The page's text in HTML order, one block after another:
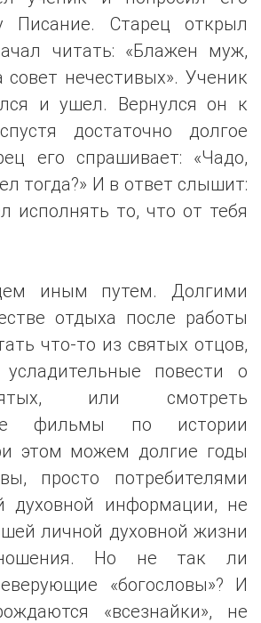
Писание. Старец открыл
читать: «Блажен муж,
нечестивых». Ученик
и ушел. Вернулся он к
достаточно долгое
его спрашивает: «Чадо,
тогда?» И в ответ слышит:
исполнять то, что от тебя
иным путем. Долгими
отдыха после работы
что-то из святых отцов,
повести о
или смотреть
фильмы по истории
этом можем долгие годы
просто потребителями
духовной информации, не
личной духовной жизни
Но не так ли
«богословы»? И
«всезнайки», не